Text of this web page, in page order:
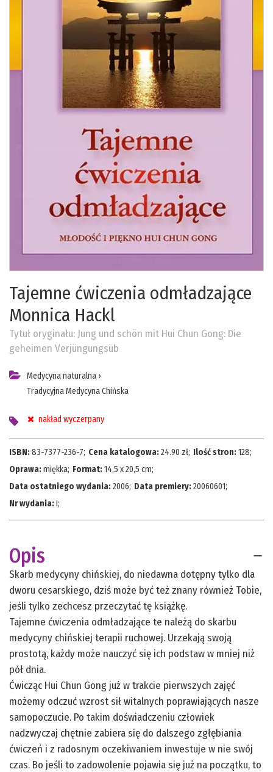
Tajemne ćwiczenia odmładzające
Monnica Hackl
Tytuł oryginału: Jung und schön mit Hui Chun Gong: Die
geheimen Verjüngungsüb
Medycyna naturalna ›
Tradycyjna Medycyna Chińska
nakład wyczerpany
ISBN:83-7377-236-7; Cena katalogowa:24.90 zł; Ilość stron:128;
Oprawa:miękka; Format:14,5 x 20,5 cm;
Data ostatniego wydania:2006; Data premiery:20060601;
Nr wydania:I;
Opis
Skarb medycyny chińskiej, do niedawna dotępny tylko dla
dworu cesarskiego, dziś może być też znany również Tobie,
jeśli tylko zechcesz przeczytać tę książkę.
Tajemne ćwiczenia odmładzające te należą do skarbu
medycyny chińskiej terapii ruchowej. Urzekają swoją
prostotą, każdy może nauczyć się ich podstaw w mniej niż
pół dnia.
Ćwicząc Hui Chun Gong już w trakcie pierwszych zajęć
możemy odczuć wzrost sił witalnych poprawiających nasze
samopoczucie. Po takim doświadczeniu człowiek
nadzwyczaj chętnie zabiera się do dalszego zgłębiania
ćwiczeń i z radosnym oczekiwaniem inwestuje w nie swój
czas. Bo jeśli to zadowolenie pojawia się już na początku, to